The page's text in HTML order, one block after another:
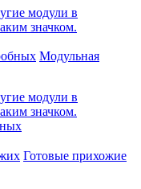
модули в
значком.
Модульная
модули в
значком.
Готовые прихожие